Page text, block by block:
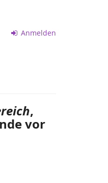
Anmelden
,
vor